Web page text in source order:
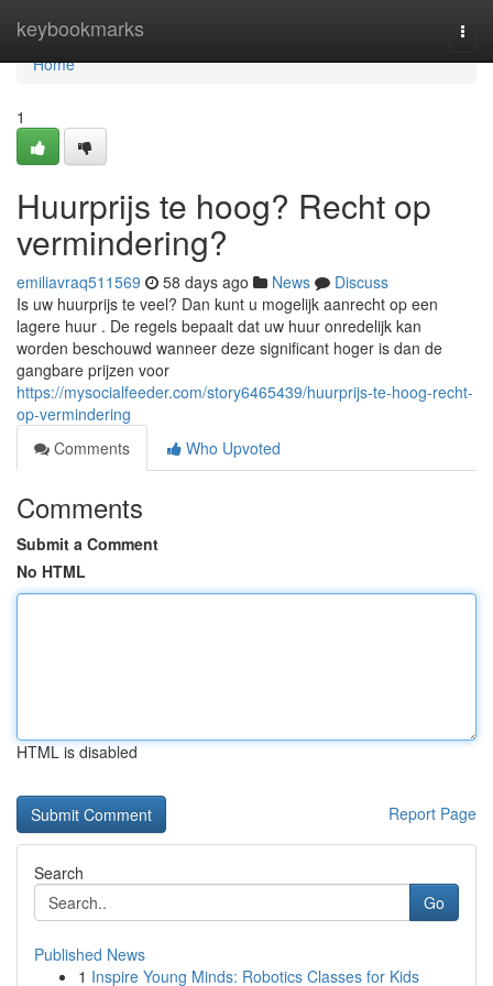
keybookmarks
Home
Home
1
Huurprijs te hoog? Recht op
vermindering?
emiliavraq511569 58 days ago News
Discuss
Is uw huurprijs te veel? Dan kunt u mogelijk aanrecht op een
lagere huur . De regels bepaalt dat uw huur onredelijk kan
worden beschouwd wanneer deze significant hoger is dan de
gangbare prijzen voor
https://mysocialfeeder.com/story6465439/huurprijs-te-hoog-recht-
op-vermindering
Comments
Who Upvoted
Comments
Submit a Comment
No HTML
HTML is disabled
Report Page
Search
Go
Published News
1 Inspire Young Minds: Robotics Classes for Kids